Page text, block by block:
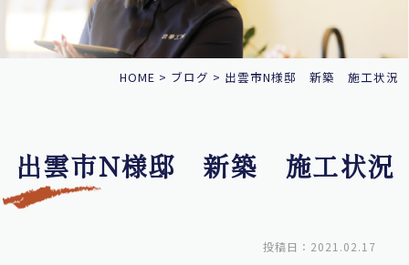
HOME > ブログ > 出雲市N様邸 新築 施工状況
出雲市N様邸 新築 施工状況
投稿日：2021.02.17